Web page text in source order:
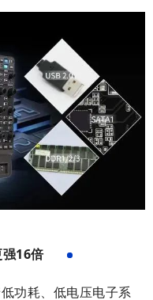
条
设
置
固
定
宽
高
，
景
置
16倍
功耗、低电压电子系